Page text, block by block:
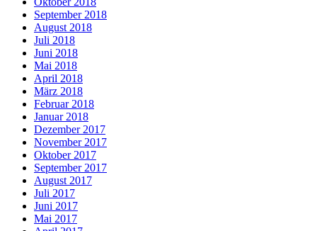
September 2018
August 2018
Juli 2018
Juni 2018
Mai 2018
April 2018
März 2018
Februar 2018
Januar 2018
Dezember 2017
November 2017
Oktober 2017
September 2017
August 2017
Juli 2017
Juni 2017
Mai 2017